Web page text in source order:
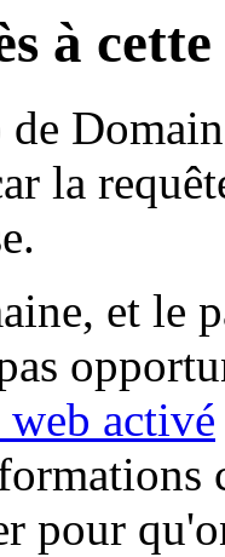
à
la
et le
web activé
pour